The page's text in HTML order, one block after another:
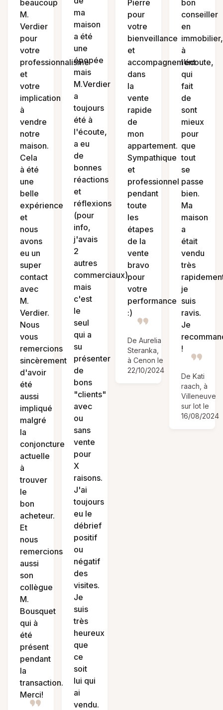
beaucoup
M.
Verdier
pour
votre
professionnalisme
et
votre
implication
à
vendre
notre
maison.
Cela
à été
une
belle
expérience
et
nous
avons
eu un
super
contact
avec
M.
Verdier.
Nous
vous
remercions
sincèrement
d'avoir
été
aussi
impliqué
malgré
la
conjoncture
actuelle
à
trouver
le
bon
acheteur.
Et
nous
remercions
aussi
son
collègue
M.
Bousquet
qui à
été
présent
pendant
la
transaction.
Merci!
ma
maison
a été
une
épopée
mais
M.Verdier
a
toujours
été à
l'écoute,
a eu
de
bonnes
réactions
et
réflexions
(pour
info,
j'avais
2
autres
commerciaux)
mais
c'est
le
seul
qui a
su
présenter
de
bons
"clients"
avec
ou
sans
vente
pour
X
raisons.
J'ai
toujours
eu le
débrief
positif
ou
négatif
des
visites.
Je
suis
très
heureux
que
ce
soit
lui qui
ai
vendu.
Pierre
pour
votre
bienveillance
et
accompagnement
dans
la
vente
rapide
de
mon
appartement.
Sympathique
et
professionnel
pendant
toute
les
étapes
de la
vente
bravo
pour
votre
performance
:)
De Aurelia
Steranka,
à Cenon le
22/10/2024
bon
conseiller
en
immobilier,
à
l’écoute,
qui
fait
de
sont
mieux
pour
que
tout
se
passe
bien.
Ma
maison
a
était
vendu
très
je
suis
ravis.
Je
!
De Kati
raach, à
Villeneuve
sur lot le
16/08/2024